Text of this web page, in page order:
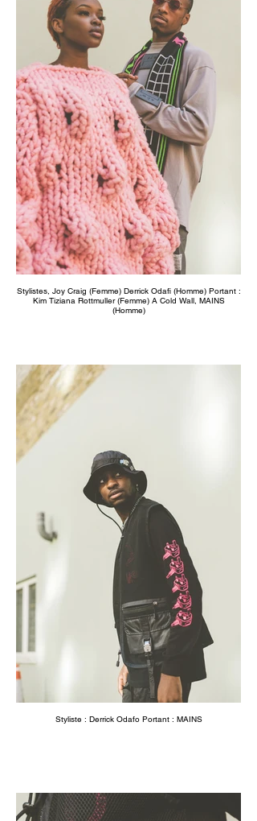
Stylistes, Joy Craig (Femme) Derrick Odafi (Homme) Portant :
Kim Tiziana Rottmuller (Femme) A Cold Wall, MAINS
(Homme)
Styliste : Derrick Odafo Portant : MAINS